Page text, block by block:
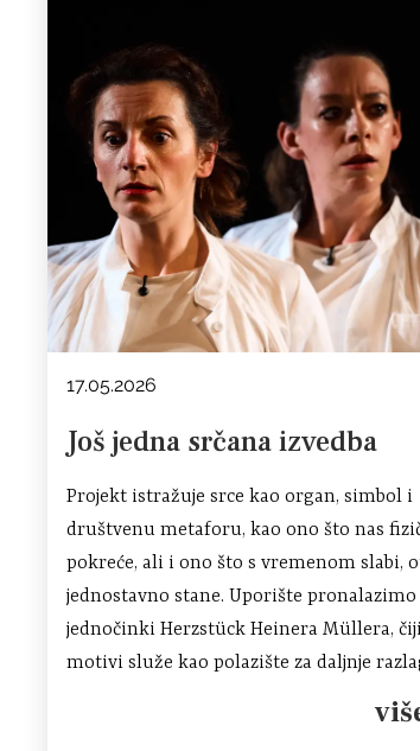
17.05.2026
Još jedna srčana izvedba
Projekt istražuje srce kao organ, simbol i
društvenu metaforu, kao ono što nas
pokreće, ali i ono što s vremenom slabi,
jednostavno stane. Uporište
jednočinki Herzstück Heinera Müllera,
motivi služe kao polazište za daljnje
izgradnju vlastitog izvedbenog jezika.